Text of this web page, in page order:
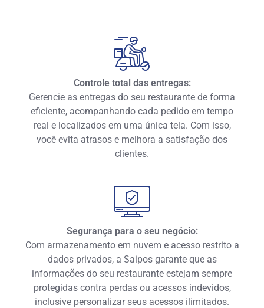
Controle total das entregas:
Gerencie as entregas do seu restaurante de forma
eficiente, acompanhando cada pedido em tempo
real e localizados em uma única tela. Com isso,
você evita atrasos e melhora a satisfação dos
clientes.
Segurança para o seu negócio:
Com armazenamento em nuvem e acesso restrito a
dados privados, a Saipos garante que as
informações do seu restaurante estejam sempre
protegidas contra perdas ou acessos indevidos,
inclusive personalizar seus acessos ilimitados.